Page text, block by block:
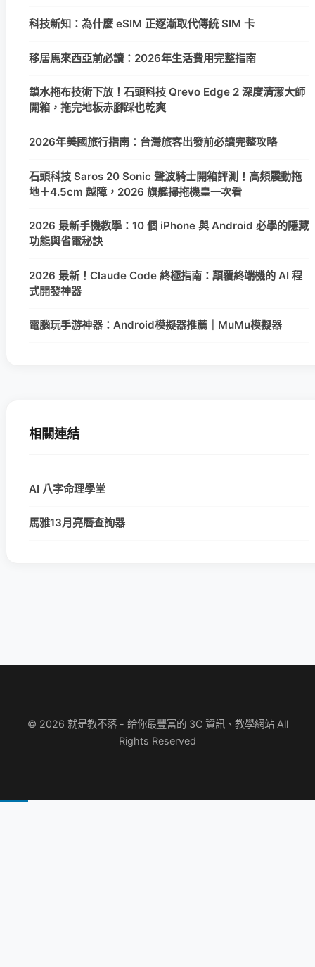
科技新知：為什麼 eSIM 正逐漸取代傳統 SIM 卡
移居馬來西亞前必讀：2026年生活費用完整指南
鎖水拖布技術下放！石頭科技 Qrevo Edge 2 深度清潔大師
開箱，拖完地板赤腳踩也乾爽
2026年美國旅行指南：台灣旅客出發前必讀完整攻略
石頭科技 Saros 20 Sonic 聲波騎士開箱評測！高頻震動拖
地＋4.5cm 越障，2026 旗艦掃拖機皇一次看
2026 最新手機教學：10 個 iPhone 與 Android 必學的隱藏
功能與省電秘訣
2026 最新！Claude Code 終極指南：顛覆終端機的 AI 程
式開發神器
電腦玩手游神器：Android模擬器推薦｜MuMu模擬器
相關連結
AI 八字命理學堂
馬雅13月亮曆查詢器
© 2026 就是教不落 - 給你最豐富的 3C 資訊、教學網站 All
Rights Reserved